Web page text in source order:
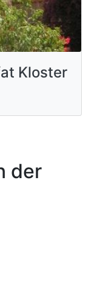
Kloster
der